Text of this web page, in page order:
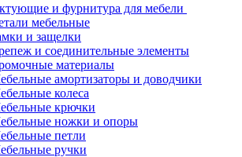
и фурнитура для мебели
мебельные
и защелки
и соединительные элементы
материалы
амортизаторы и доводчики
колеса
крючки
ножки и опоры
петли
ручки